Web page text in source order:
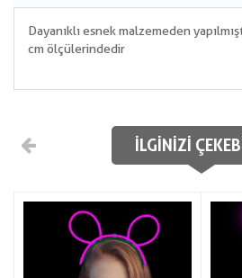
Dayanıklı esnek malzemeden
cm ölçülerindedir
İLGINIZI